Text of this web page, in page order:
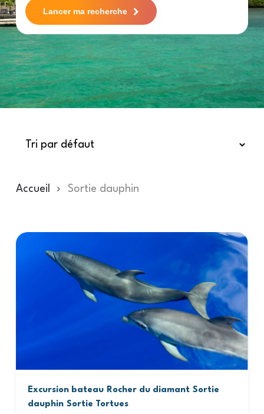
Lancer ma recherche
Accueil Sortie dauphin
Excursion bateau Rocher du diamant Sortie
dauphin Sortie Tortues